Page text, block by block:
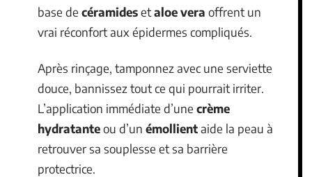
base de céramidesetaloe vera offrent un
vrai réconfort aux épidermes compliqués.
Après rinçage, tamponnez avec une serviette
douce, bannissez tout ce qui pourrait irriter.
L’application immédiate d’une crème
hydratanteou d’un émollientaide la peau à
retrouver sa souplesse et sa barrière
protectrice.